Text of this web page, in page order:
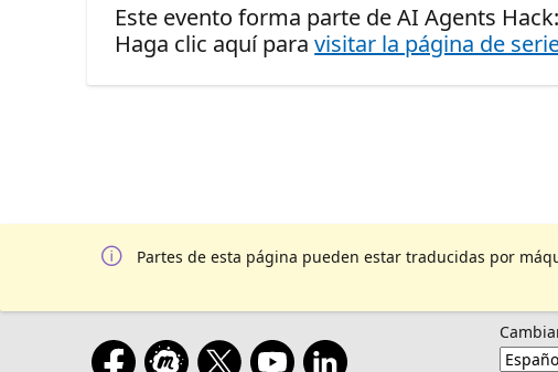
Este evento forma parte de AI Agents
Haga clic aquí paravisitar la página de
Partes de esta página pueden estar traducidas por